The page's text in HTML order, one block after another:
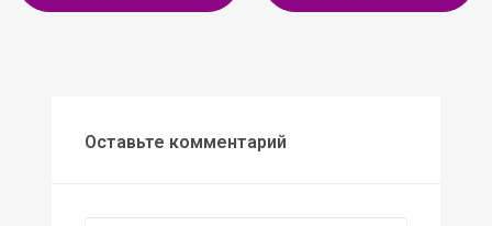
Оставьте комментарий